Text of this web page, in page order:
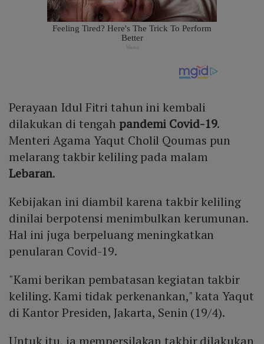
Perayaan Idul Fitri tahun ini kembali
dilakukan di tengah pandemi Covid-19.
Menteri Agama Yaqut Cholil Qoumas pun
melarang takbir keliling pada malam
Lebaran.
Kebijakan ini diambil karena takbir keliling
dinilai berpotensi menimbulkan kerumunan.
Hal ini juga berpeluang meningkatkan
penularan Covid-19.
"Kami berikan pembatasan kegiatan takbir
keliling. Kami tidak perkenankan," kata Yaqut
di Kantor Presiden, Jakarta, Senin (19/4).